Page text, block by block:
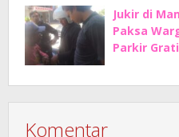
Jukir di
Paksa
Parkir
Komentar